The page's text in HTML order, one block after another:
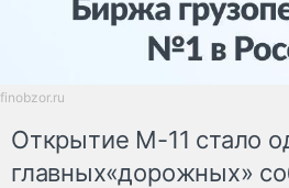
finobzor.ru
Открытие М-11 стало
главных«дорожных»